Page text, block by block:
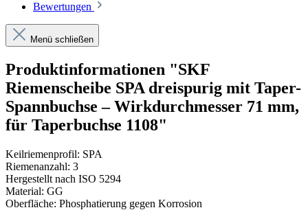
Bewertungen
Menü schließen
Produktinformationen "SKF
Riemenscheibe SPA dreispurig mit Taper-
Spannbuchse – Wirkdurchmesser 71 mm,
für Taperbuchse 1108"
Keilriemenprofil: SPA
Riemenanzahl: 3
Hergestellt nach ISO 5294
Material: GG
Oberfläche: Phosphatierung gegen Korrosion